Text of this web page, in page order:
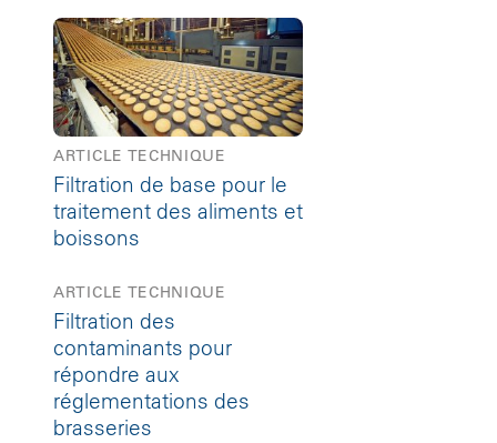
ARTICLE TECHNIQUE
Filtration de base pour le
traitement des aliments et
boissons
ARTICLE TECHNIQUE
Filtration des
contaminants pour
répondre aux
réglementations des
brasseries